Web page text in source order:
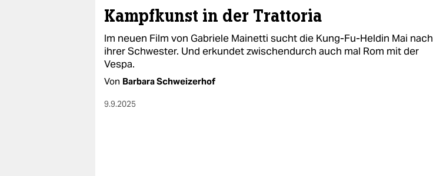
Kampfkunst in der Trattoria
Im neuen Film von Gabriele Mainetti sucht die Kung-Fu-Heldin Mai nach
ihrer Schwester. Und erkundet zwischendurch auch mal Rom mit der
Vespa.
Von Barbara Schweizerhof
9.9.2025